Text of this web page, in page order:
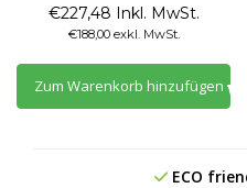
€227,48 Inkl. MwSt.
€188,00 exkl. MwSt.
Zum Warenkorb hinzufügen
ECO